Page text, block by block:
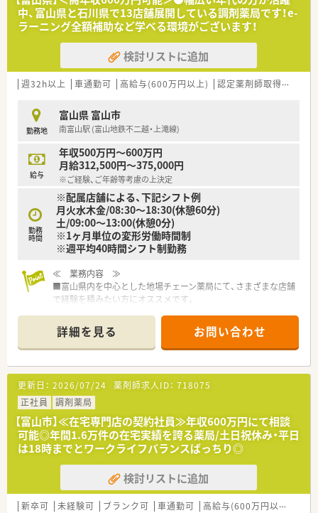
■お薬の購入に関しても福利厚生費として会社からの返金対応
を行うなど、社員の健康管理を支える取り組みがあります。
【こんな方が活躍中】
■お薬のことは薬剤師が責任を持って行うべきだという、強い使
命感を持ったプロフェッショナルな方が活躍しています。
■未経験や経験の浅い状態から入社し、会社の教育サポートを活
■仕事に対して高いモチベーションを持ち、会社の成長とともに
自らの年収やキャリアを向上させている方が活躍中です。
中、富山県と石川県で13店舗展開している調剤薬局です！e-
ラーニング全額補助など学べる環境がございます！
検討リストに追加
週32h以上 車通勤可 高給与(600万円以上) 認定薬剤師取得支援あり
勤務地
富山県 富山市
南富山駅 (富山地鉄不二越・上滝線)
給与
年収500万円～600万円
月給312,500円～375,000円
※ご経験、ご年齢等考慮の上決定
勤務
時間
※配属店舗による、下記シフト例
月火水木金/08:30～18:30(休憩60分)
土/09:00～13:00(休憩0分)
※1ヶ月単位の変形労働時間制
※週平均40時間シフト制勤務
≪ 業務内容 ≫
■富山県内を中心とした地場チェーン薬局にて、さまざまな店舗
で経験を積みたい方にオススメです。
店舗を決定いたします。
≪ こんな会社です ≫
■1997年設立、富山県富山市に本社を置き、富山県10店舗、石川
県で3店舗展開している地場の調剤薬局チェーンです。
■代表は70代の男性の方です。
非薬剤師ではありますが、監査などがあれば現場の負担軽減のた
め、ご自身で直接現場へ伺い一緒に指導へ立ち会われるなど、少
しでも薬剤師の皆さんの負担を減らそうと動かれる方です。
診療報酬改定や制度改定などあれば、代表ご自身が従業員のみな
さんへ説明をされております。
■従業員42名（薬剤師27名、事務員15名）が在籍（平成28年7月時
点）、20代～60代まで幅広い年齢層の薬剤師さんが活躍されてお
ります。
■医薬分業が患者様にとってプラスとなるよう、薬剤師による処
詳細を見る お問い合わせ
更新日： 2026/07/24 薬剤師求人ID： 718075
正社員
調剤薬局
【富山市】≪在宅専門店の契約社員≫年収600万円にて相談
可能◎年間1.6万件の在宅実績を誇る薬局/土日祝休み・平日
は18時までとワークライフバランスばっちり◎
検討リストに追加
新卒可 未経験可 ブランク可 車通勤可 高給与(600万円以上)